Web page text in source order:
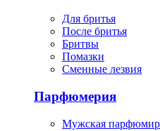
Для бритья
После бритья
Бритвы
Помазки
Сменные лезвия
Парфюмерия
Мужская